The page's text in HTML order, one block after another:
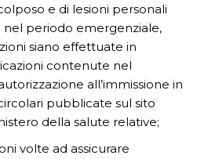
e di lesioni personali
periodo emergenziale,
siano effettuate in
contenute nel
all’immissione in
pubblicate sul sito
della salute relative;
volte ad assicurare